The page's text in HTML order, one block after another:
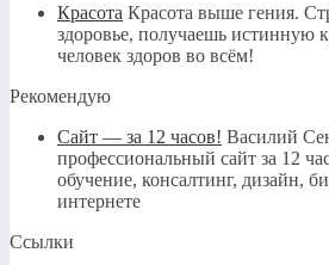
Красота Красота выше гения.
здоровье, получаешь истинную
человек здоров во всём!
Рекомендую
Сайт — за 12 часов! Василий
профессиональный сайт за 12
обучение, консалтинг, дизайн,
интернете
Ссылки